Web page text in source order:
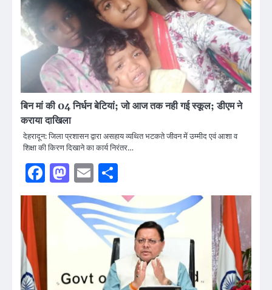
बिन मां की 04 निर्धन बेटियां; जो आज तक नही गई स्कूल; डीएम ने
कराया दाखिला
देहरादून: जिला प्रशासन द्वारा असहाय व्यथित भटकते जीवन में उम्मीद एवं आशा व
शिक्षा की किरण दिखाने का कार्य निरंतर…
Facebook
Mastodon
Email